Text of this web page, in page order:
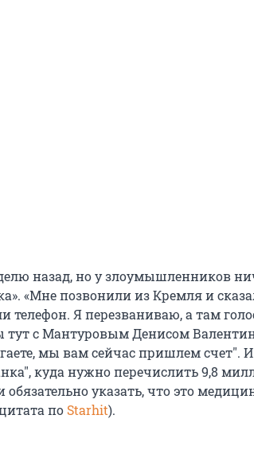
назад, но у злоумышленников
«Мне позвонили из Кремля и
Я перезваниваю, а там
тут с Мантуровым Денисом
мы вам сейчас пришлем счет". И
куда нужно перечислить 9,8
указать, что это
по Starhit).